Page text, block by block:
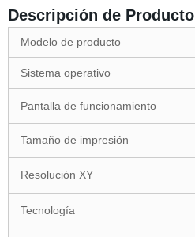
Descripción de Producto
Modelo de producto
Sistema operativo
Pantalla de funcionamiento
Tamaño de impresión
Resolución XY
Tecnología